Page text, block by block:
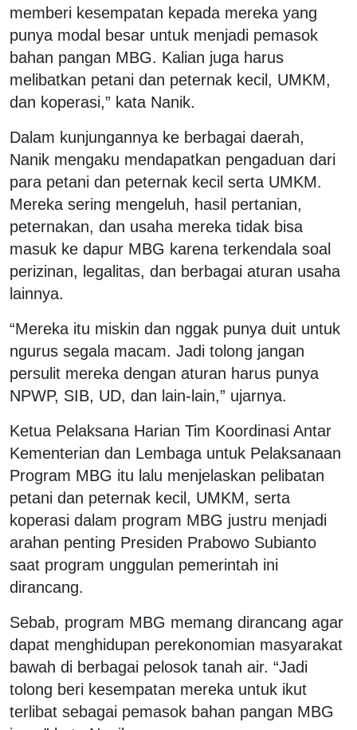
memberi kesempatan kepada mereka yang
punya modal besar untuk menjadi pemasok
bahan pangan MBG. Kalian juga harus
melibatkan petani dan peternak kecil, UMKM,
dan koperasi,” kata Nanik.
Dalam kunjungannya ke berbagai daerah,
Nanik mengaku mendapatkan pengaduan dari
para petani dan peternak kecil serta UMKM.
Mereka sering mengeluh, hasil pertanian,
peternakan, dan usaha mereka tidak bisa
masuk ke dapur MBG karena terkendala soal
perizinan, legalitas, dan berbagai aturan usaha
lainnya.
“Mereka itu miskin dan nggak punya duit untuk
ngurus segala macam. Jadi tolong jangan
persulit mereka dengan aturan harus punya
NPWP, SIB, UD, dan lain-lain,” ujarnya.
Ketua Pelaksana Harian Tim Koordinasi Antar
Kementerian dan Lembaga untuk Pelaksanaan
Program MBG itu lalu menjelaskan pelibatan
petani dan peternak kecil, UMKM, serta
koperasi dalam program MBG justru menjadi
arahan penting Presiden Prabowo Subianto
saat program unggulan pemerintah ini
dirancang.
Sebab, program MBG memang dirancang agar
dapat menghidupan perekonomian masyarakat
bawah di berbagai pelosok tanah air. “Jadi
tolong beri kesempatan mereka untuk ikut
terlibat sebagai pemasok bahan pangan MBG